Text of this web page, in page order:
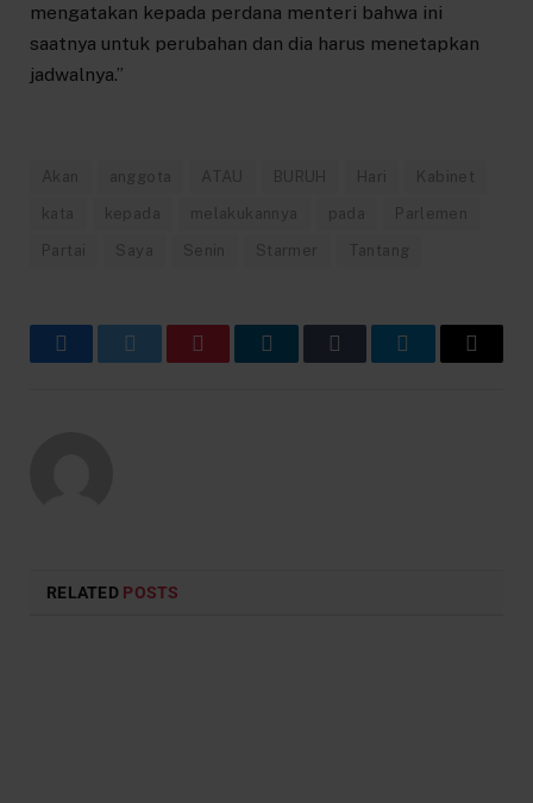
mengatakan kepada perdana menteri bahwa ini
saatnya untuk perubahan dan dia harus menetapkan
jadwalnya.”
Akan anggota ATAU BURUH Hari Kabinet
kata kepada melakukannya pada Parlemen
Partai Saya Senin Starmer Tantang
FacebookTwitter PinterestLinkedInTumblr TelegramEmail
RELATED POSTS